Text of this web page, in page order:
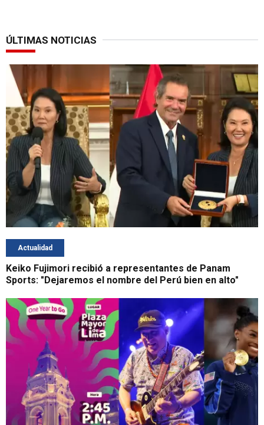
ÚLTIMAS NOTICIAS
Actualidad
Keiko Fujimori recibió a representantes de Panam
Sports: "Dejaremos el nombre del Perú bien en alto"